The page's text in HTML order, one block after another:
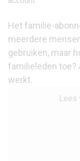
Het familie-
meerdere
gebruiken, maar
familieleden toe?
werkt.
Lees